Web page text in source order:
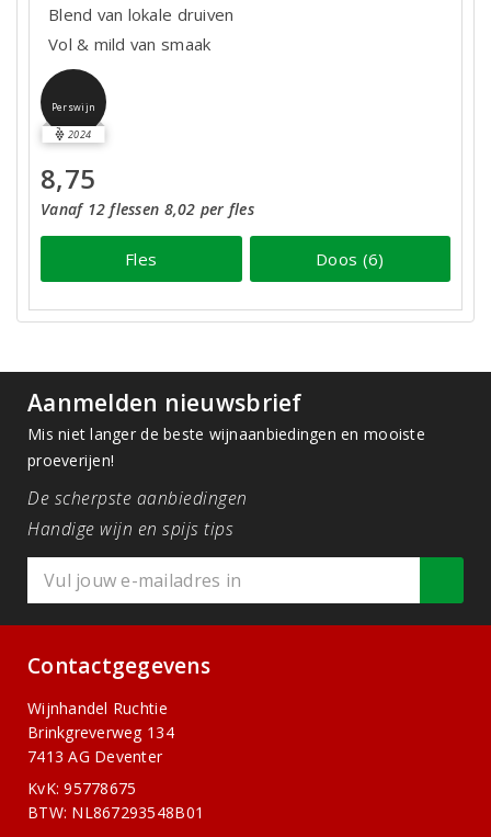
Blend van lokale druiven
Vol & mild van smaak
Perswijn
2024
8,75
Vanaf 12 flessen 8,02 per fles
Fles Doos (6)
Aanmelden nieuwsbrief
Mis niet langer de beste wijnaanbiedingen en mooiste
proeverijen!
De scherpste aanbiedingen
Handige wijn en spijs tips
Contactgegevens
Wijnhandel Ruchtie
Brinkgreverweg 134
7413 AG Deventer
KvK: 95778675
BTW: NL867293548B01